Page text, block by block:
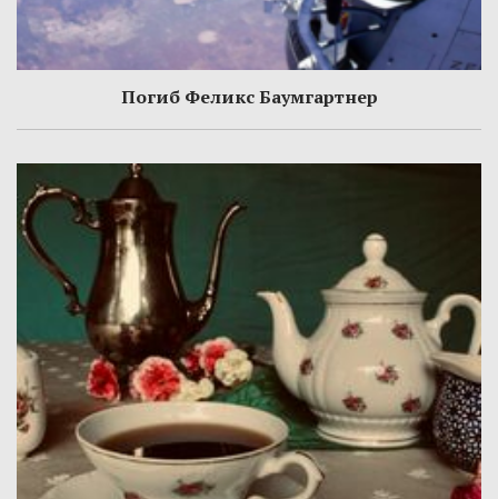
Погиб Феликс Баумгартнер